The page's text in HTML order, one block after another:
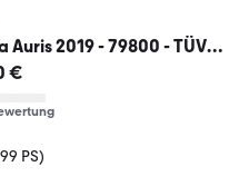
Auris 2019 - 79800 - TÜV
€
PS)